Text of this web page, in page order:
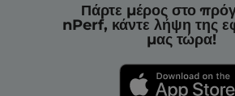
Πάρτε μέρος στο
nPerf, κάντε λήψη της
μας τώρα!